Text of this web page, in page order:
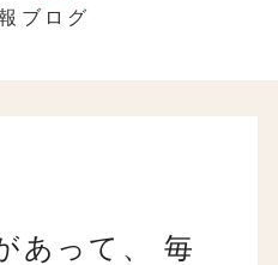
ブログ
あって、 毎